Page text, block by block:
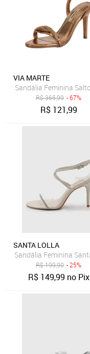
VIA MARTE
Sandália Feminina
R$365,99 - 67%
R$ 121,99
SANTA LOLLA
Sandália Feminina
R$199,90 - 25%
R$ 149,99 no Pix